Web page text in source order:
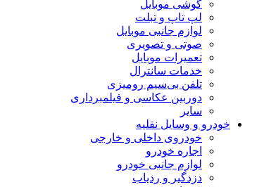
گوشی موبایل
لپ تاپ و تبلت
لوازم جانبی موبایل
صوتی و تصویری
تعمیرات موبایل
خدمات سانترال
تلفن بی‌سیم رومیزی
دوربین عکاسی و فیلمبرداری
سایر
خودرو و وسایل نقلیه
خودروی داخلی و خارجی
اجاره خودرو
لوازم جانبی خودرو
دزدگیر و ردیاب